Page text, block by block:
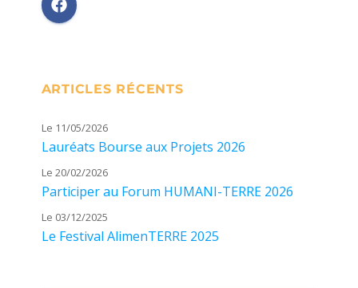
ARTICLES RÉCENTS
Le 11/05/2026
Lauréats Bourse aux Projets 2026
Le 20/02/2026
Participer au Forum HUMANI-TERRE 2026
Le 03/12/2025
Le Festival AlimenTERRE 2025